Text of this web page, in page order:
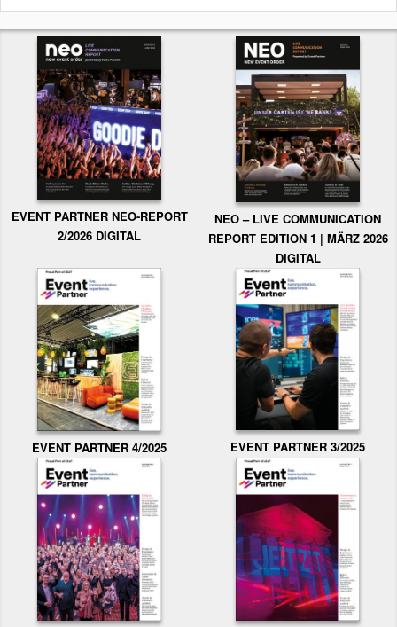
EVENT PARTNER NEO-REPORT
2/2026 DIGITAL
NEO – LIVE COMMUNICATION
REPORT EDITION 1 | MÄRZ 2026
DIGITAL
EVENT PARTNER 4/2025 EVENT PARTNER 3/2025